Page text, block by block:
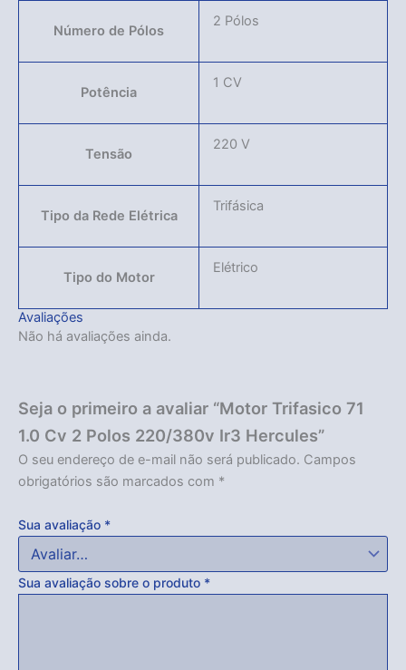
Número de Pólos
2 Pólos
Potência
1 CV
Tensão
220 V
Tipo da Rede Elétrica
Trifásica
Tipo do Motor
Elétrico
Avaliações
Não há avaliações ainda.
Seja o primeiro a avaliar “Motor Trifasico 71
1.0 Cv 2 Polos 220/380v Ir3 Hercules”
O seu endereço de e-mail não será publicado. Campos
obrigatórios são marcados com *
Sua avaliação *
Sua avaliação sobre o produto *